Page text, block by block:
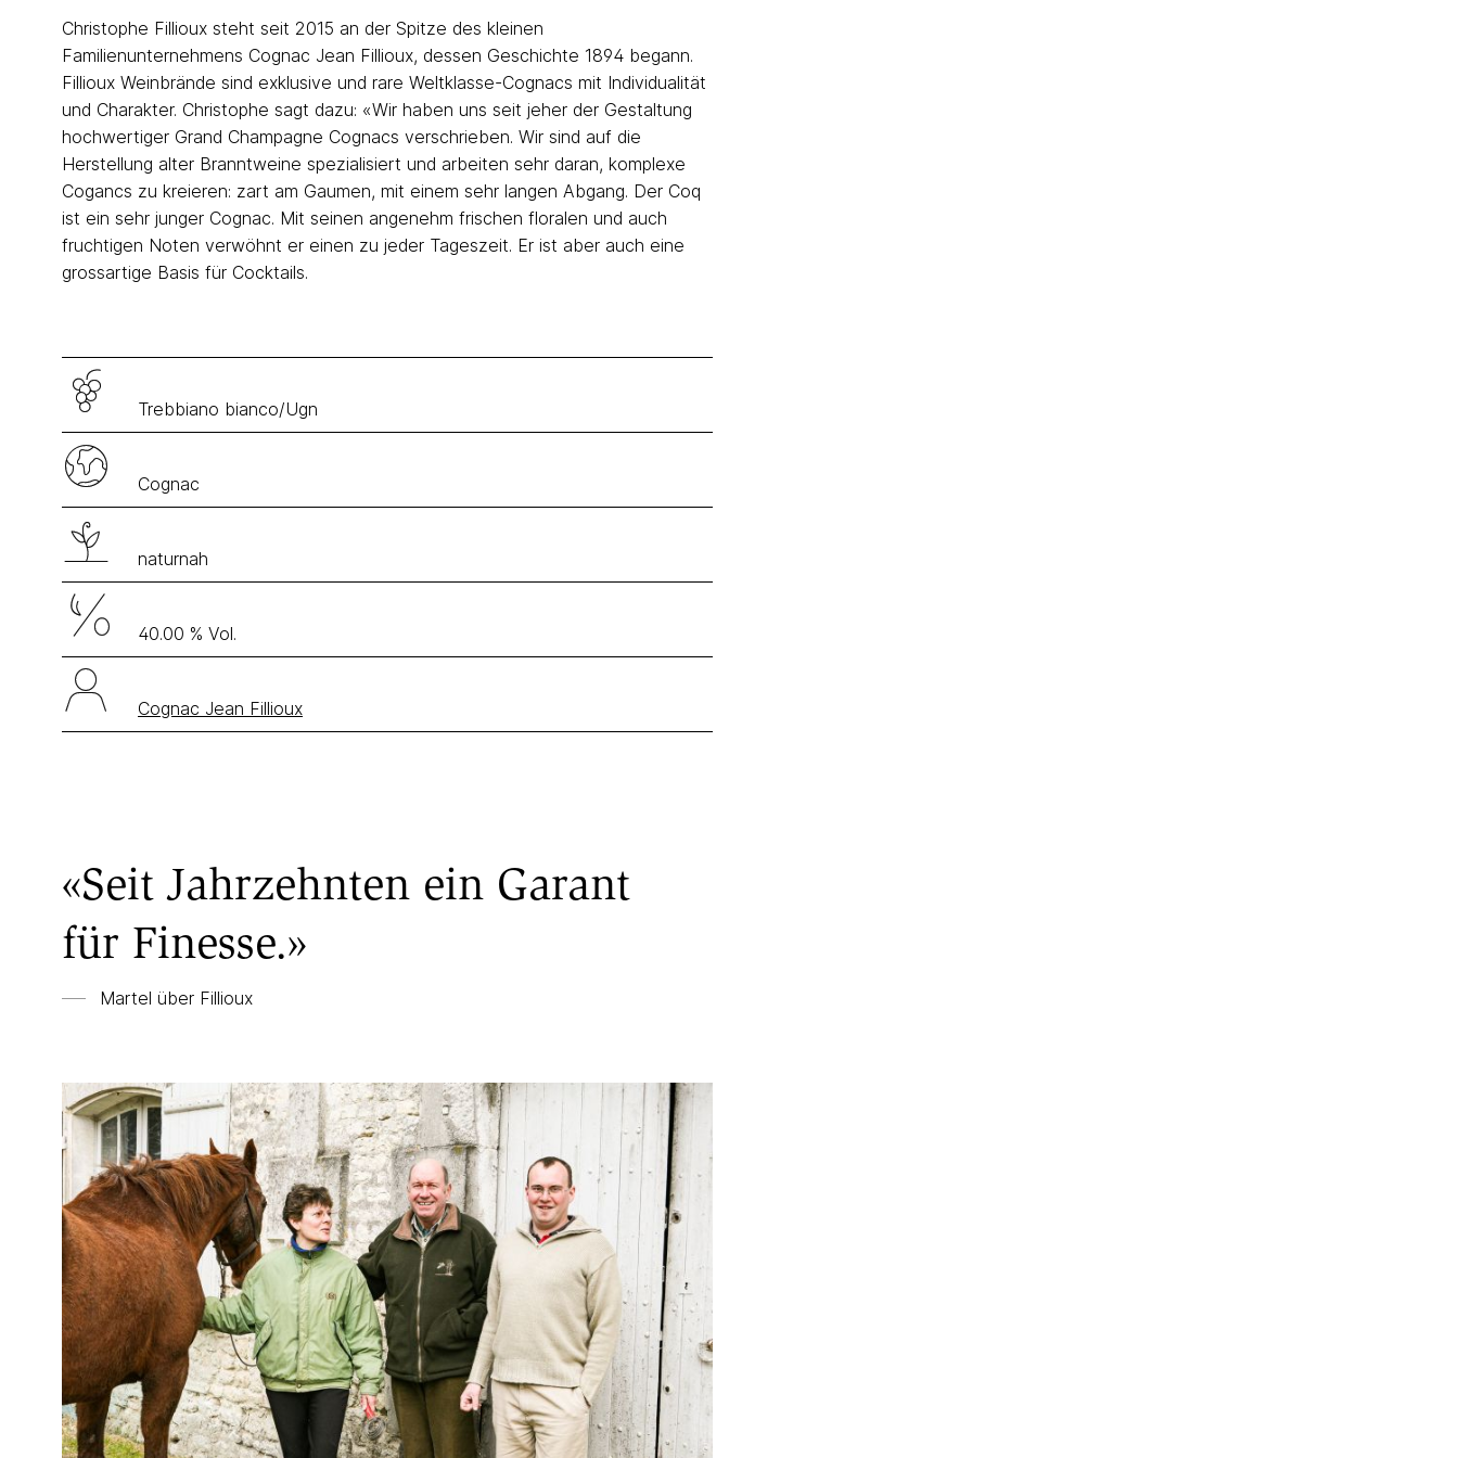
Christophe Fillioux steht seit 2015 an der Spitze des kleinen
Familienunternehmens Cognac Jean Fillioux, dessen Geschichte 1894 begann.
Fillioux Weinbrände sind exklusive und rare Weltklasse-Cognacs mit Individualität
und Charakter. Christophe sagt dazu: «Wir haben uns seit jeher der Gestaltung
hochwertiger Grand Champagne Cognacs verschrieben. Wir sind auf die
Herstellung alter Branntweine spezialisiert und arbeiten sehr daran, komplexe
Cogancs zu kreieren: zart am Gaumen, mit einem sehr langen Abgang. Der Coq
ist ein sehr junger Cognac. Mit seinen angenehm frischen floralen und auch
fruchtigen Noten verwöhnt er einen zu jeder Tageszeit. Er ist aber auch eine
grossartige Basis für Cocktails.
Trebbiano bianco/Ugn
Cognac
naturnah
40.00 % Vol.
Cognac Jean Fillioux
«Seit Jahrzehnten ein Garant
für Finesse.»
Martel über Fillioux